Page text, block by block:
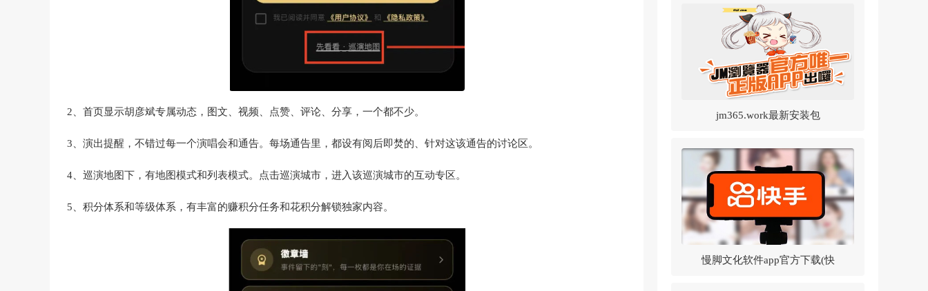
2、首页显示胡彦斌专属动态，图文、视频、点赞、评论、分享，一个都不少。
3、演出提醒，不错过每一个演唱会和通告。每场通告里，都设有阅后即焚的、针对这该通告的讨论区。
4、巡演地图下，有地图模式和列表模式。点击巡演城市，进入该巡演城市的互动专区。
5、积分体系和等级体系，有丰富的赚积分任务和花积分解锁独家内容。
jm365.work最新安装包
v1.8.2(JMComic2)v1.8.2 官方正版
慢脚文化软件app官方下载(快